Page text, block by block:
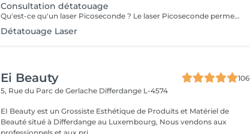
Consultation détatouage
Qu'est-ce qu'un laser Picoseconde ? Le laser Picoseconde permet de délivrer une impulsion lumineuse de l'ordre de 300 picoseconde. Cette brièveté d'impulsion induit une onde de choc capable de fragmenter les pigments du tatouage. Le détatouage était jusqu'à présent réalisé avec des lasers dits «Q Switched» avec une durée d'impulsion de l'ordre de la nanoseconde, beaucoup moins efficace. - Efficace sur les tatouages noirs et de couleurs - Traitement corps, visage et maquillage permanant. - Le détatouage par laser ne laisse pas de cicatrices après le traitement ; - Les séances sont espacées de 30 à 40 jours (au lieu de 2 mois ou plus avec un laser «Q Switched») ; Il est impossible de prédire avec précision le nombre de séances nécessaires. En effet, tout dépend des facteurs sur lesquels nous n'avons aucune information avant de commencer le traitement (qualité et profondeur de l'encre, présence ou non de métaux dans les pigments)
Détatouage Laser
Ei Beauty
106
5, Rue du Parc de Gerlache Differdange L-4574
EI Beauty est un Grossiste Esthétique de Produits et Matériel de
Beauté situé à Differdange au Luxembourg, Nous vendons aux